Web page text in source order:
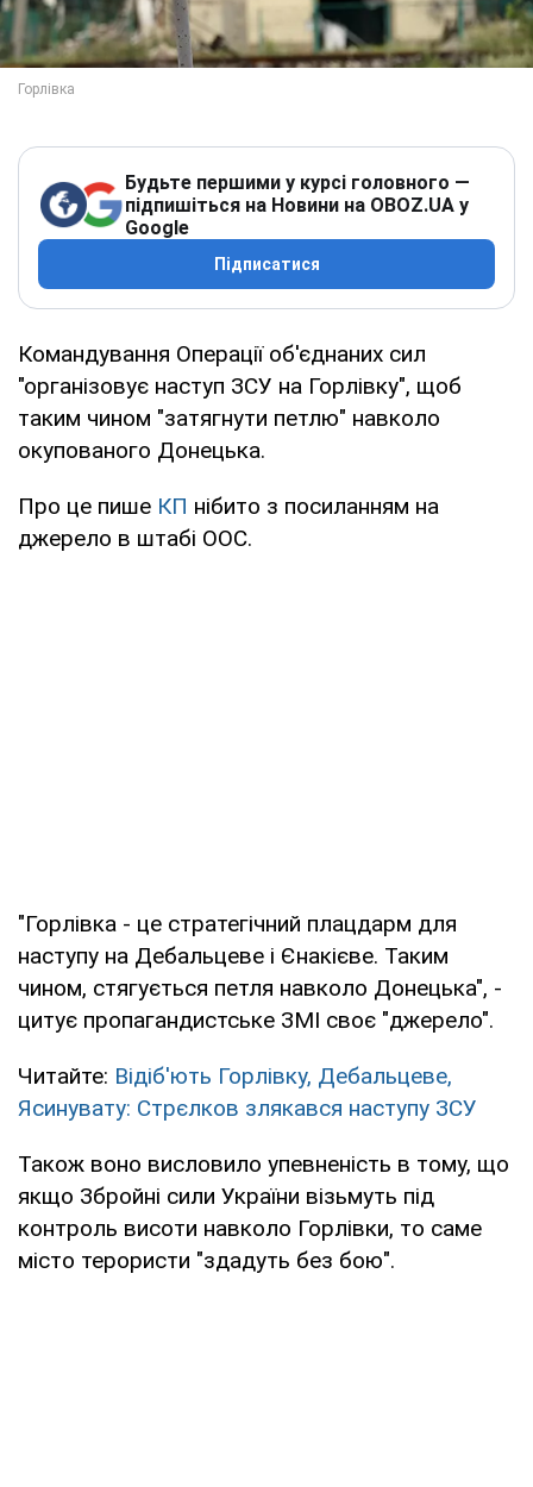
Будьте першими у курсі головного —
підпишіться на Новини на OBOZ.UA у
Google
Підписатися
Командування Операції об'єднаних сил
"організовує наступ ЗСУ на Горлівку", щоб
таким чином "затягнути петлю" навколо
окупованого Донецька.
Про це пише КП нібито з посиланням на
джерело в штабі ООС.
"Горлівка - це стратегічний плацдарм для
наступу на Дебальцеве і Єнакієве. Таким
чином, стягується петля навколо Донецька", -
цитує пропагандистське ЗМІ своє "джерело".
Читайте: Відіб'ють Горлівку, Дебальцеве,
Ясинувату: Стрєлков злякався наступу ЗСУ
Також воно висловило упевненість в тому, що
якщо Збройні сили України візьмуть під
контроль висоти навколо Горлівки, то саме
місто терористи "здадуть без бою".